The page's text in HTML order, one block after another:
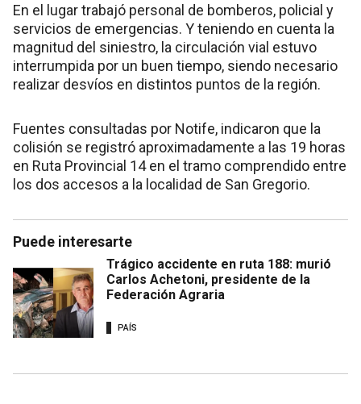
En el lugar trabajó personal de bomberos, policial y
servicios de emergencias. Y teniendo en cuenta la
magnitud del siniestro, la circulación vial estuvo
interrumpida por un buen tiempo, siendo necesario
realizar desvíos en distintos puntos de la región.
Fuentes consultadas por Notife, indicaron que la
colisión se registró aproximadamente a las 19 horas
en Ruta Provincial 14 en el tramo comprendido entre
los dos accesos a la localidad de San Gregorio.
Puede interesarte
Trágico accidente en ruta 188: murió
Carlos Achetoni, presidente de la
Federación Agraria
PAÍS